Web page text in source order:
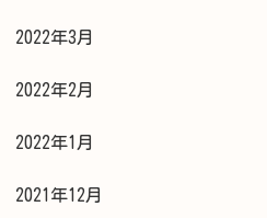
2022年3月
2022年2月
2022年1月
2021年12月